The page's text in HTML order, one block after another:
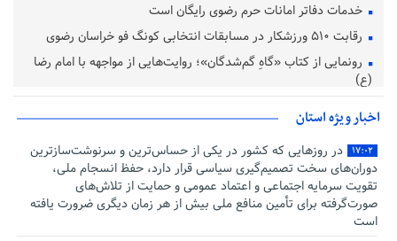
خدمات دفاتر امانات حرم رضوی رایگان است
رقابت ۵۱۰ ورزشکار در مسابقات انتخابی کونگ فو خراسان رضوی
رونمایی از کتاب «گاهِ گم‌شدگان»؛ روایت‌هایی از مواجهه با امام رضا
(ع)
اخبار ویژه استان
۱۷:۰۲
در روزهایی که کشور در یکی از حساس‌ترین و سرنوشت‌سازترین
دوران‌های سخت تصمیم‌گیری سیاسی قرار دارد، حفظ انسجام ملی،
تقویت سرمایه اجتماعی و اعتماد عمومی و حمایت از تلاش‌های
صورت‌گرفته برای تأمین منافع ملی بیش از هر زمان دیگری ضرورت یافته
است